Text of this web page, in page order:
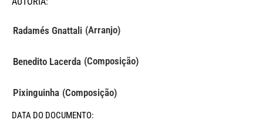
Radamés Gnattali (Arranjo)
Benedito Lacerda (Composição)
Pixinguinha (Composição)
DATA DO DOCUMENTO: